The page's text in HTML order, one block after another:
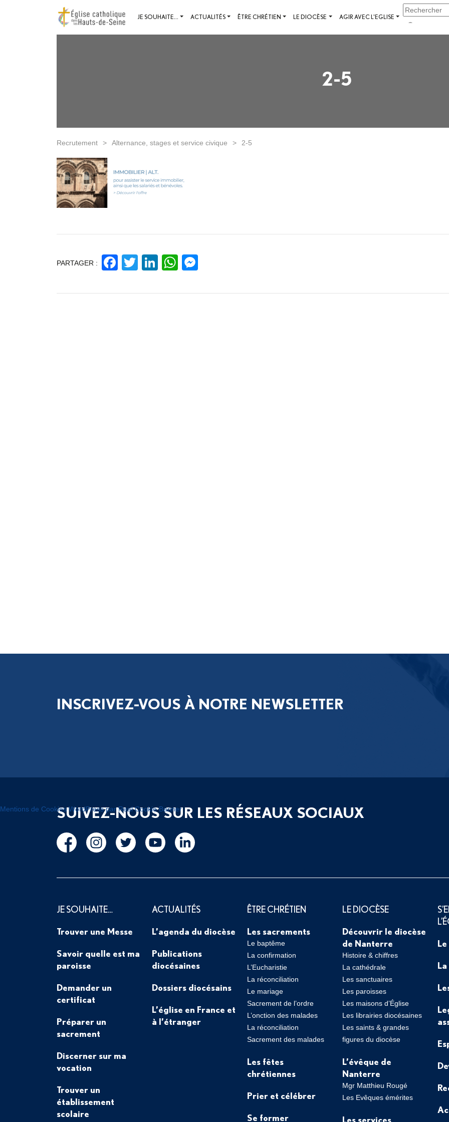
JE SOUHAITE... ACTUALITÉS ÊTRE CHRÉTIEN LE DIOCÈSE AGIR AVEC L'EGLISE
2-5
Recrutement > Alternance, stages et service civique > 2-5
PARTAGER : Facebook
TwitterLinkedIn
WhatsApp
INSCRIVEZ-VOUS À NOTRE NEWSLETTER
SUIVEZ-NOUS SUR LES RÉSEAUX SOCIAUX
JE SOUHAITE…
Trouver une Messe
Savoir quelle est ma
paroisse
Demander un
certificat
Préparer un
sacrement
Discerner sur ma
vocation
Trouver un
établissement
scolaire
ACTUALITÉS
L’agenda du diocèse
Publications
diocésaines
Dossiers diocésains
L’église en France et
à l’étranger
ÊTRE CHRÉTIEN
Les sacrements
Le baptême
La confirmation
L’Eucharistie
La réconciliation
Le mariage
Sacrement de l’ordre
L’onction des malades
La réconciliation
Sacrement des malades
Les fêtes
chrétiennes
Prier et célébrer
Se former
LE DIOCÈSE
Découvrir le diocèse
de Nanterre
Histoire & chiffres
La cathédrale
Les sanctuaires
Les paroisses
Les maisons d’Église
Les librairies diocésaines
Les saints & grandes
figures du diocèse
L’évêque de
Nanterre
Mgr Matthieu Rougé
Les Evêques émérites
Les services
Mentions de Cookies WordPress par Real Cookie Banner